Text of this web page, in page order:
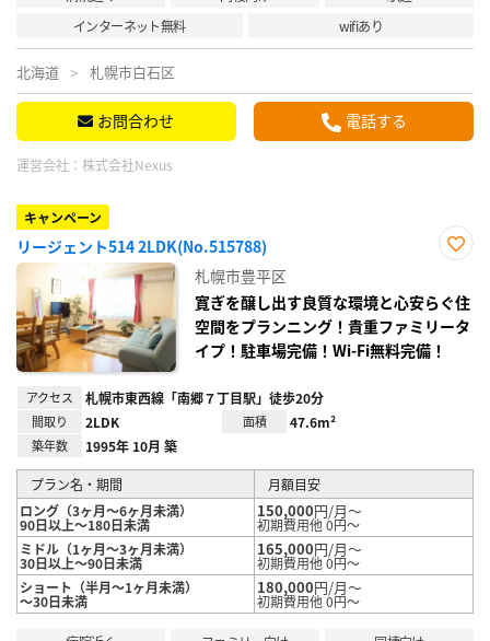
インターネット無料
wifiあり
北海道 札幌市白石区
お問合わせ 電話する
運営会社： 株式会社Nexus
キャンペーン
リージェント514 2LDK(No.515788)
り登
録
札幌市豊平区
寛ぎを醸し出す良質な環境と心安らぐ住
空間をプランニング！貴重ファミリータ
イプ！駐車場完備！Wi-Fi無料完備！
アクセス 札幌市東西線「南郷７丁目駅」徒歩20分
間取り 2LDK 面積 47.6m²
築年数 1995年 10月 築
プラン名・期間
月額目安
ロング（3ヶ月～6ヶ月未満）
90日以上～180日未満
150,000円/月～
初期費用他 0円～
ミドル（1ヶ月～3ヶ月未満）
30日以上～90日未満
165,000円/月～
初期費用他 0円～
ショート（半月～1ヶ月未満）
～30日未満
180,000円/月～
初期費用他 0円～